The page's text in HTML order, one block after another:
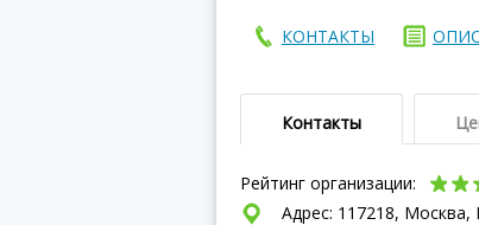
КОНТАКТЫ
Контакты
Рейтинг организации:
Адрес: 117218,